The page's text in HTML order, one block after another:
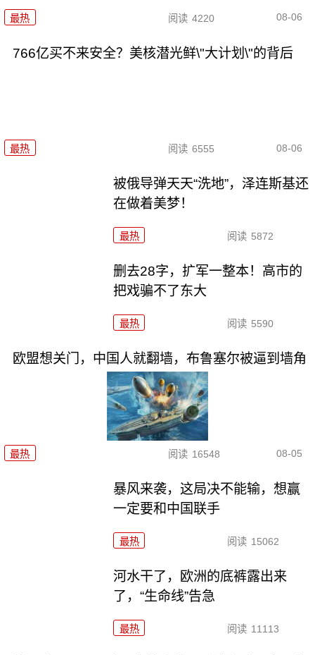
最热 阅读 4220 08-06
766亿买不来安全？美核潜光鲜\"大计划\"的背后
最热 阅读 6555 08-06
被俄导弹天天“洗地”，泽连斯基还
在做着美梦！
最热 阅读 5872
删去28字，扩军一整本！高市的
把戏骗不了东大
最热 阅读 5590
欧盟想关门，中国人就翻墙，布鲁塞尔被逼到墙角
最热 阅读 16548 08-05
暴风来袭，这局决不能输，想赢
一定要和中国联手
最热 阅读 15062
河水干了，欧洲的底裤露出来
了，“生命线”告急
最热 阅读 11113